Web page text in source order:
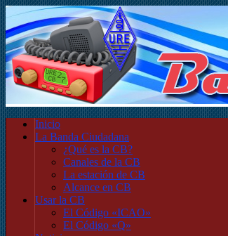
Inicio
La Banda Ciudadana
¿Qué es la CB?
Canales de la CB
La estación de CB
Alcance en CB
Usar la CB
El Código «ICAO»
El Código «Q»